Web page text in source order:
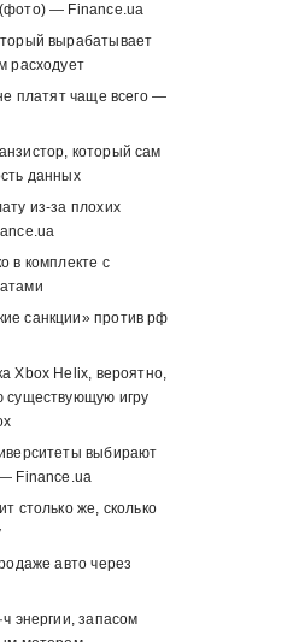
— Finance.ua
вырабатывает
расходует
платят чаще всего —
который сам
данных
из-за плохих
в комплекте с
санкции» против рф
Xbox Helix, вероятно,
существующую игру
выбирают
Finance.ua
столько же, сколько
авто через
энергии, запасом